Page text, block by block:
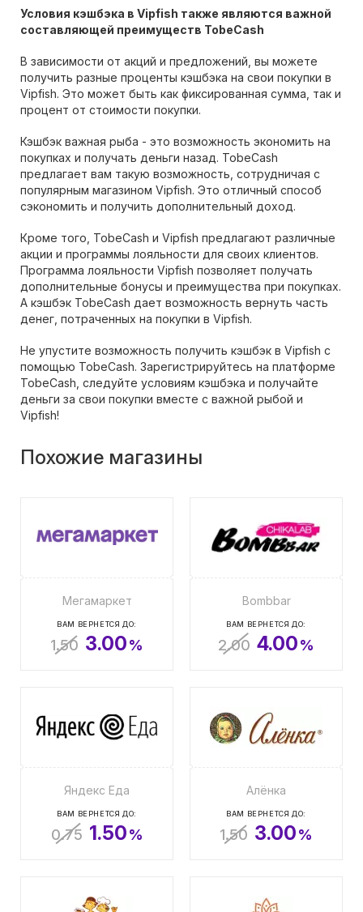
Условия кэшбэка в Vipfish также являются важной
составляющей преимуществ TobeCash
В зависимости от акций и предложений, вы можете
получить разные проценты кэшбэка на свои покупки в
Vipfish. Это может быть как фиксированная сумма, так и
процент от стоимости покупки.
Кэшбэк важная рыба - это возможность экономить на
покупках и получать деньги назад. TobeCash
предлагает вам такую возможность, сотрудничая с
популярным магазином Vipfish. Это отличный способ
сэкономить и получить дополнительный доход.
Кроме того, TobeCash и Vipfish предлагают различные
акции и программы лояльности для своих клиентов.
Программа лояльности Vipfish позволяет получать
дополнительные бонусы и преимущества при покупках.
А кэшбэк TobeCash дает возможность вернуть часть
денег, потраченных на покупки в Vipfish.
Не упустите возможность получить кэшбэк в Vipfish с
помощью TobeCash. Зарегистрируйтесь на платформе
TobeCash, следуйте условиям кэшбэка и получайте
деньги за свои покупки вместе с важной рыбой и
Vipfish!
Похожие магазины
Мегамаркет
ВАМ ВЕРНЕТСЯ ДО:
1.50 3.00%
Bombbar
ВАМ ВЕРНЕТСЯ ДО:
2.00 4.00%
Яндекс Еда
ВАМ ВЕРНЕТСЯ ДО:
0.75 1.50%
Алёнка
ВАМ ВЕРНЕТСЯ ДО:
1.50 3.00%